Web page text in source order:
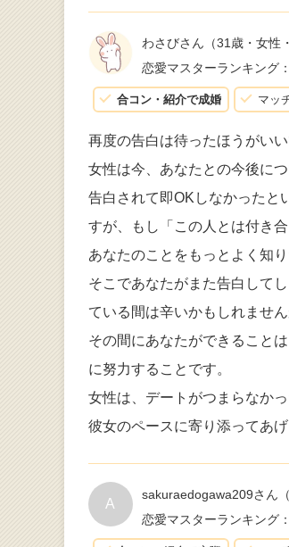
わさびさん （31歳・女性
恋愛マスターランキング：
合コン・紹介で成婚 マッ
再度の告白は待ったほうがいい
女性は今、あなたとの今後に
告白されて即OKしなかったと
すが、もし「この人とは付き
あなたのことをもっとよく知
そこであなたがまた告白して
ている間は辛いかもしれませ
その間にあなたができること
に努力することです。
女性は、デートがつまらなか
彼女のペースに寄り添ってあげ
A
sakuraedogawa209さん
恋愛マスターランキング：